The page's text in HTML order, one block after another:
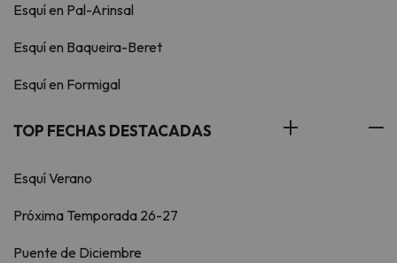
Esquí en Pal-Arinsal
Esquí en Baqueira-Beret
Esquí en Formigal
TOP FECHAS DESTACADAS
Esquí Verano
Próxima Temporada 26-27
Puente de Diciembre